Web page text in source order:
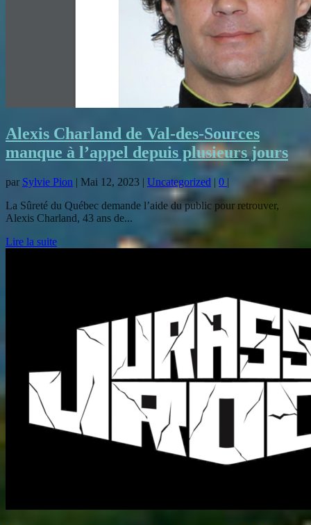
Alexis Charland de Val-des-Sources
manque à l’appel depuis plusieurs jours
par Sylvie Pion | Mai 12, 2023 | Uncategorized | 0 |
La Sûreté du Québec demande l’aide du public pour retrouver,
Alexis Charland, 43 ans de...
Lire la suite